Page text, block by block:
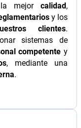
mejor calidad,
y los
clientes.
sistemas de
competente y
, mediante una
.